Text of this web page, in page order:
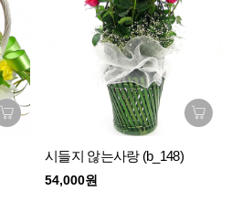
시들지 않는사랑 (b_148)
54,000원